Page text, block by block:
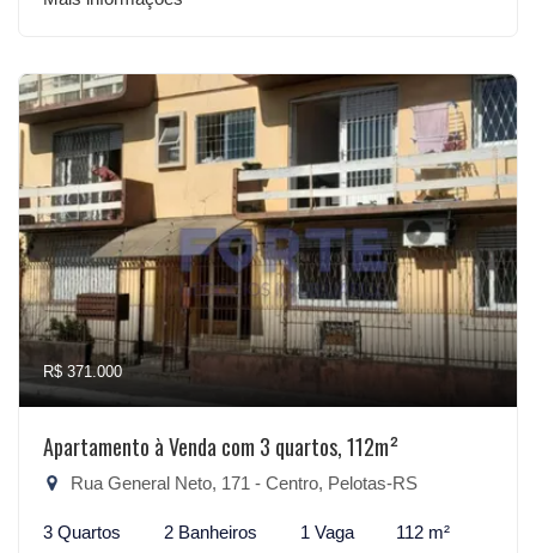
R$ 371.000
Apartamento à Venda com 3 quartos, 112m²
Rua General Neto, 171 - Centro, Pelotas-RS
3 Quartos 2 Banheiros 1 Vaga 112 m²